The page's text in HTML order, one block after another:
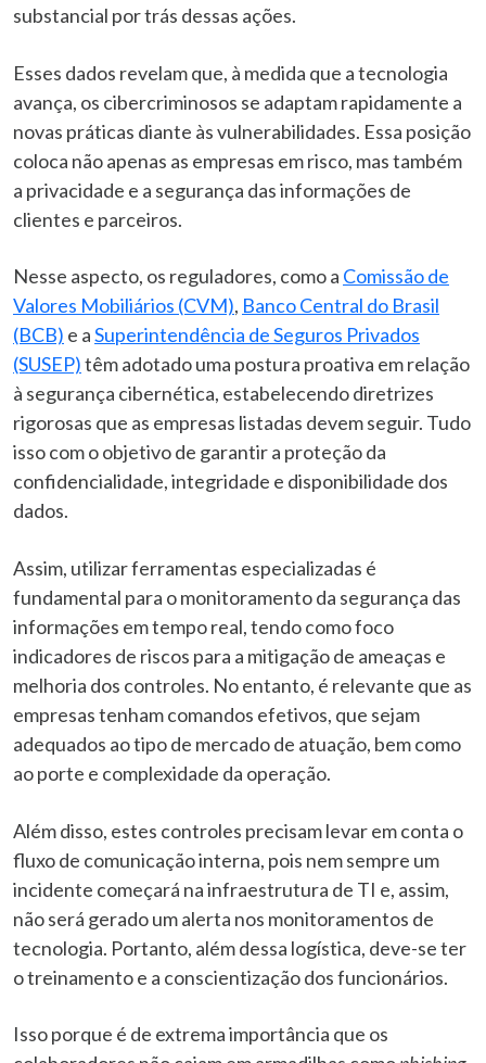
substancial por trás dessas ações.
Esses dados revelam que, à medida que a tecnologia
avança, os cibercriminosos se adaptam rapidamente a
novas práticas diante às vulnerabilidades. Essa posição
coloca não apenas as empresas em risco, mas também
a privacidade e a segurança das informações de
clientes e parceiros.
Nesse aspecto, os reguladores, como a Comissão de
Valores Mobiliários (CVM), Banco Central do Brasil
(BCB) e aSuperintendência de Seguros Privados
(SUSEP)têm adotado uma postura proativa em relação
à segurança cibernética, estabelecendo diretrizes
rigorosas que as empresas listadas devem seguir. Tudo
isso com o objetivo de garantir a proteção da
confidencialidade, integridade e disponibilidade dos
dados.
Assim, utilizar ferramentas especializadas é
fundamental para o monitoramento da segurança das
informações em tempo real, tendo como foco
indicadores de riscos para a mitigação de ameaças e
melhoria dos controles. No entanto, é relevante que as
empresas tenham comandos efetivos, que sejam
adequados ao tipo de mercado de atuação, bem como
ao porte e complexidade da operação.
Além disso, estes controles precisam levar em conta o
fluxo de comunicação interna, pois nem sempre um
incidente começará na infraestrutura de TI e, assim,
não será gerado um alerta nos monitoramentos de
tecnologia. Portanto, além dessa logística, deve-se ter
o treinamento e a conscientização dos funcionários.
Isso porque é de extrema importância que os